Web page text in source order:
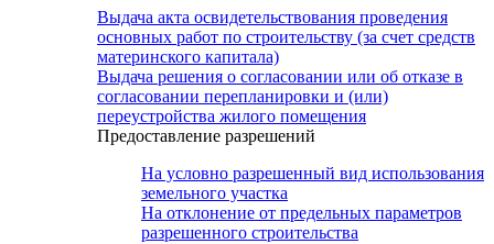
Выдача акта освидетельствования проведения
основных работ по строительству (за счет средств
материнского капитала)
Выдача решения о согласовании или об отказе в
согласовании перепланировки и (или)
переустройства жилого помещения
Предоставление разрешений
На условно разрешенный вид использования
земельного участка
На отклонение от предельных параметров
разрешенного строительства